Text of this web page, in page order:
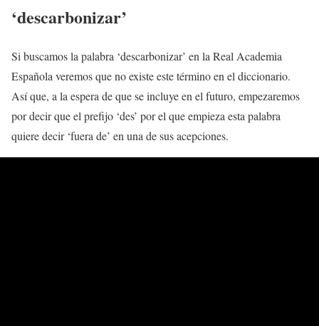
‘descarbonizar’
Si buscamos la palabra ‘descarbonizar’ en la Real Academia
Española veremos que no existe este término en el diccionario.
Así que, a la espera de que se incluye en el futuro, empezaremos
por decir que el prefijo ‘des’ por el que empieza esta palabra
quiere decir ‘fuera de’ en una de sus acepciones.